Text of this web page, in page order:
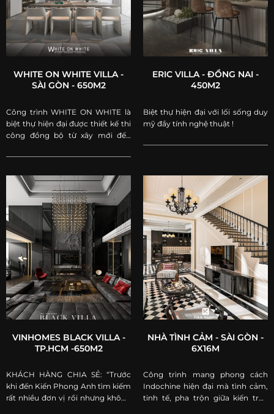
WHITE ON WHITE VILLA -
SÀI GÒN - 650M2
Công trình WHITE ON WHITE là
biệt thự hiện đại được thiết kế thi
công đồng bộ từ xây mới đến
tay bởi KIẾN PHONG.
ERIC VILLA - ĐỒNG NAI -
450M2
Biệt thự hiện đại với lối sống duy
mỹ đầy tính nghệ thuật !
VINHOMES BLACK VILLA -
TP.HCM -650M2
KHÁCH HÀNG CHIA SẺ: “Trước
khi đến Kiến Phong Anh tìm kiếm
rất nhiều đơn vị rồi nhưng không
NHÀ TÌNH CẢM - SÀI GÒN -
6X16M
Công trình mang phong cách
Indochine hiện đại mà tình cảm,
tinh tế, pha trộn giữa kiến trúc